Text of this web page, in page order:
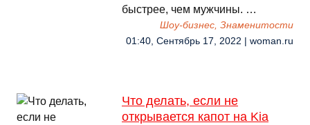
быстрее, чем мужчины. …
Шоу-бизнес, Знаменитости
01:40, Сентябрь 17, 2022 | woman.ru
Что делать, если не
открывается капот на Kia